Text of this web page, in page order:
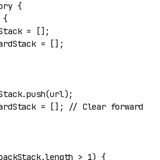
{
{
= [];
= [];
.push(url);
= []; // Clear forward
.length > 1) {